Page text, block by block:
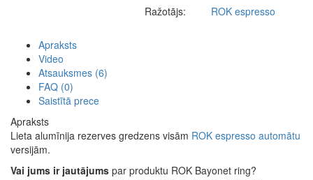
Ražotājs:
ROK espresso
Apraksts
Video
Atsauksmes (6)
FAQ (0)
Saistītā prece
Apraksts
Lieta alumīnija rezerves gredzens visām ROK espresso automātu
versijām.
Vai jums ir jautājums par produktu ROK Bayonet ring?